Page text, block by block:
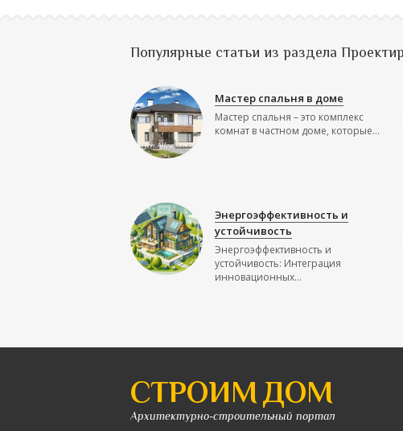
Популярные статьи из раздела
Мастер спальня в доме
Мастер спальня – это комплекс
комнат в частном доме, которые...
Энергоэффективность и
устойчивость
Энергоэффективность и
устойчивость: Интеграция
инновационных...
СТРОИМ ДОМ
Архитектурно-строительный портал